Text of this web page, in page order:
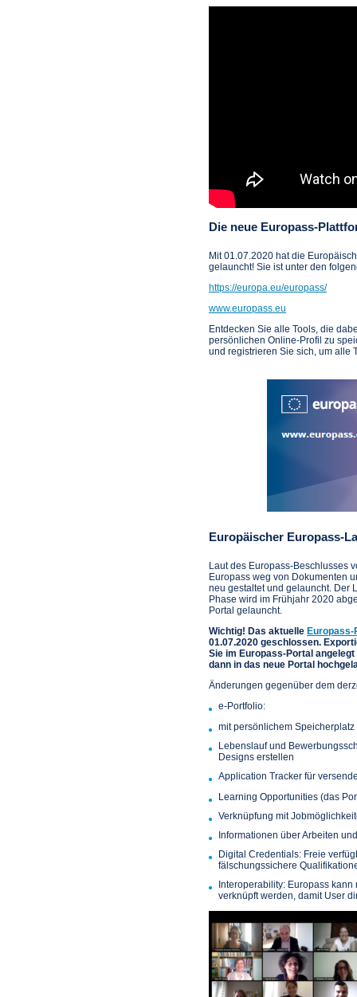
Die neue Europass-
Mit 01.07.2020 hat die
gelauncht! Sie ist unter den
https://europa.eu/europass/
www.europass.eu
Entdecken Sie alle Tools, die
persönlichen Online-Profil zu
und registrieren Sie sich, um alle
Europäischer Europass-
Laut des Europass-Beschlusses
Europass weg von Dokumenten
neu gestaltet und gelauncht. Der
Phase wird im Frühjahr 2020
Portal gelauncht.
Wichtig! Das aktuelle Europass-
01.07.2020 geschlossen.
Sie im Europass-Portal
dann in das neue Portal
Änderungen gegenüber dem
e-Portfolio:
mit persönlichem Speicherplatz
Lebenslauf und
Designs erstellen
Application Tracker für
Learning Opportunities (das
Verknüpfung mit
Informationen über Arbeiten
Digital Credentials: Freie
fälschungssichere
Interoperability: Europass
verknüpft werden, damit User